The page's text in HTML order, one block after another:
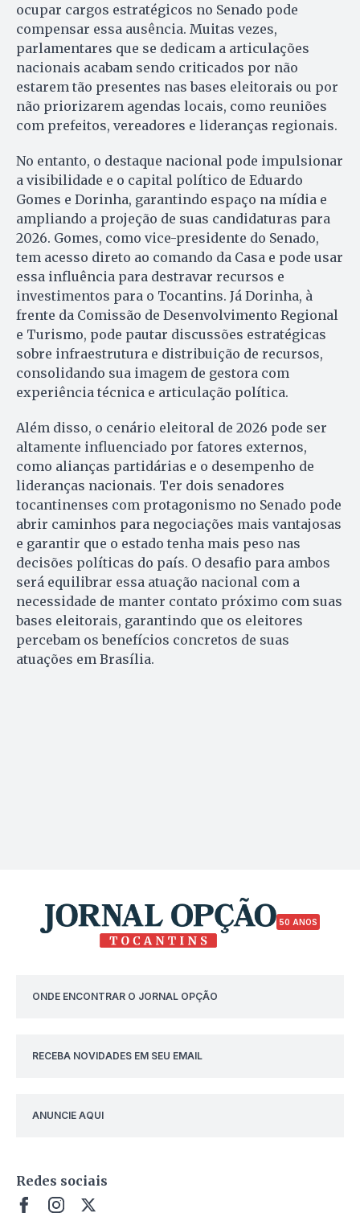
ocupar cargos estratégicos no Senado pode
compensar essa ausência. Muitas vezes,
parlamentares que se dedicam a articulações
nacionais acabam sendo criticados por não
estarem tão presentes nas bases eleitorais ou por
não priorizarem agendas locais, como reuniões
com prefeitos, vereadores e lideranças regionais.
No entanto, o destaque nacional pode impulsionar
a visibilidade e o capital político de Eduardo
Gomes e Dorinha, garantindo espaço na mídia e
ampliando a projeção de suas candidaturas para
2026. Gomes, como vice-presidente do Senado,
tem acesso direto ao comando da Casa e pode usar
essa influência para destravar recursos e
investimentos para o Tocantins. Já Dorinha, à
frente da Comissão de Desenvolvimento Regional
e Turismo, pode pautar discussões estratégicas
sobre infraestrutura e distribuição de recursos,
consolidando sua imagem de gestora com
experiência técnica e articulação política.
Além disso, o cenário eleitoral de 2026 pode ser
altamente influenciado por fatores externos,
como alianças partidárias e o desempenho de
lideranças nacionais. Ter dois senadores
tocantinenses com protagonismo no Senado pode
abrir caminhos para negociações mais vantajosas
e garantir que o estado tenha mais peso nas
decisões políticas do país. O desafio para ambos
será equilibrar essa atuação nacional com a
necessidade de manter contato próximo com suas
bases eleitorais, garantindo que os eleitores
percebam os benefícios concretos de suas
atuações em Brasília.
50 ANOS
ONDE ENCONTRAR O JORNAL OPÇÃO
RECEBA NOVIDADES EM SEU EMAIL
ANUNCIE AQUI
Redes sociais